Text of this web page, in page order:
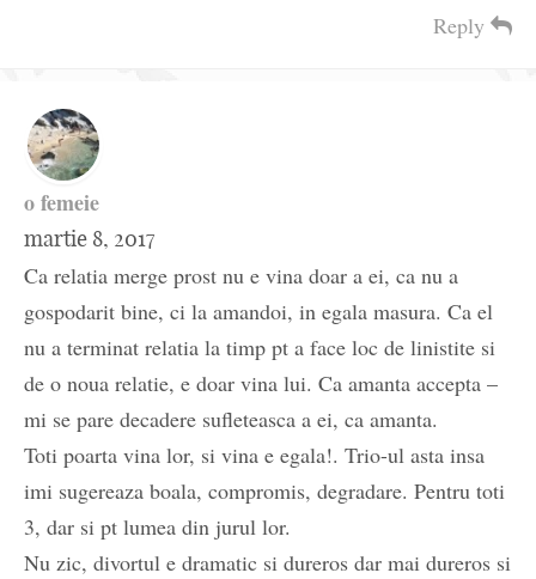
Reply
o femeie
martie 8, 2017
Ca relatia merge prost nu e vina doar a ei, ca nu a
gospodarit bine, ci la amandoi, in egala masura. Ca el
nu a terminat relatia la timp pt a face loc de linistite si
de o noua relatie, e doar vina lui. Ca amanta accepta –
mi se pare decadere sufleteasca a ei, ca amanta.
Toti poarta vina lor, si vina e egala!. Trio-ul asta insa
imi sugereaza boala, compromis, degradare. Pentru toti
3, dar si pt lumea din jurul lor.
Nu zic, divortul e dramatic si dureros dar mai dureros si